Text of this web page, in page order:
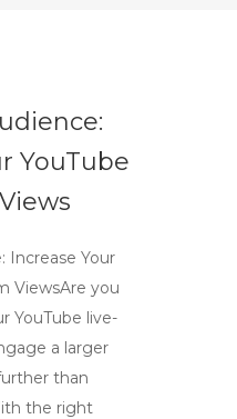
YouTube
Increase Your
ViewsAre you
YouTube live-
a larger
than
the right